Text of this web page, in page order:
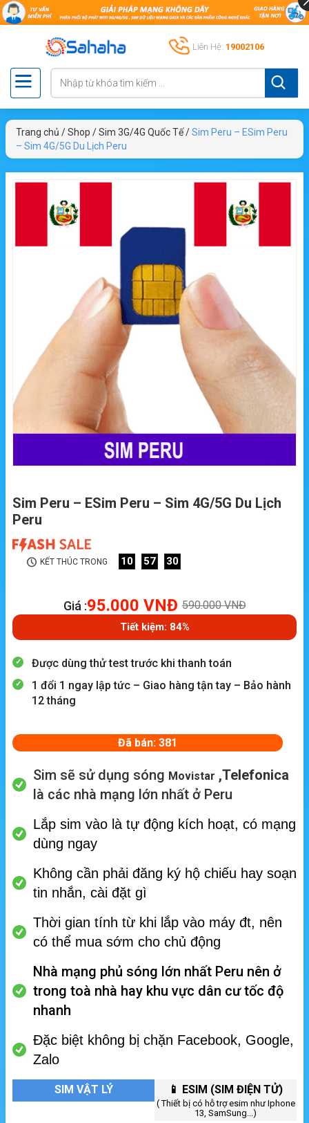
Liên Hệ: 19002106
Trang chủ /Shop /Sim 3G/4G Quốc Tế/Sim Peru – ESim Peru
– Sim 4G/5G Du Lịch Peru
Sim Peru – ESim Peru – Sim 4G/5G Du Lịch
Peru
KẾT THÚC TRONG 10 57 29
Giá :95.000 VNĐ 590.000VNĐ
Tiết kiệm: 84%
Được dùng thử test trước khi thanh toán
1 đổi 1 ngay lập tức – Giao hàng tận tay – Bảo hành
12 tháng
Đã bán: 381
Sim sẽ sử dụng sóng Movistar ,Telefonica
là các nhà mạng lớn nhất ở Peru
Lắp sim vào là tự động kích hoạt, có mạng
dùng ngay
Không cần phải đăng ký hộ chiếu hay soạn
tin nhắn, cài đặt gì
Thời gian tính từ khi lắp vào máy đt, nên
có thể mua sớm cho chủ động
Nhà mạng phủ sóng lớn nhất Peru nên ở
trong toà nhà hay khu vực dân cư tốc độ
nhanh
Đặc biệt không bị chặn Facebook, Google,
Zalo
SIM VẬT LÝ 📱 ESIM (SIM ĐIỆN TỬ)
( Thiết bị có hỗ trợ esim như Iphone
13, SamSung...)